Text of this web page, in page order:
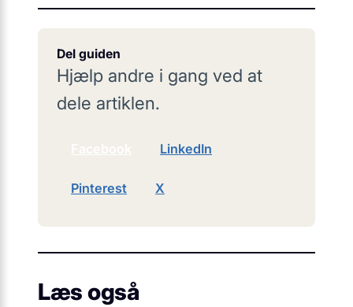
Del guiden
Hjælp andre i gang ved at
dele artiklen.
LinkedIn
Pinterest X
Læs også